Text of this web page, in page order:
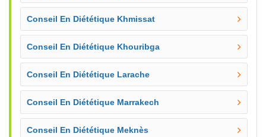
Conseil En Diététique Khmissat
Conseil En Diététique Khouribga
Conseil En Diététique Larache
Conseil En Diététique Marrakech
Conseil En Diététique Meknès